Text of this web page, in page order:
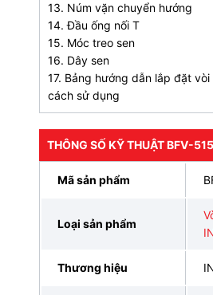
13. Núm vặn chuyển hướng
14. Đầu ống nối T
15. Móc treo sen
16. Dây sen
17. Bảng hướng dẫn lắp đặt
cách sử dụng
THÔNG SỐ KỸ THUẬT BFV-
Mã sản phẩm
Loại sản phẩm
Thương hiệu